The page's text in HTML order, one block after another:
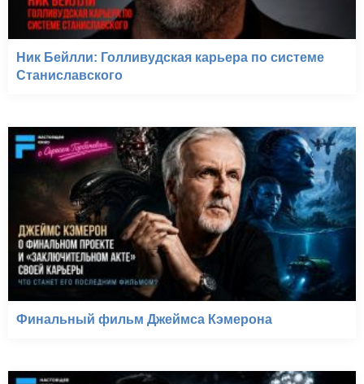
Ник Бейлли: Голливудская карьера по системе
Станиславского
Финальный фильм Джеймса Кэмерона